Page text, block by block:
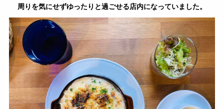
周りを気にせずゆったりと過ごせる店内になっていました。